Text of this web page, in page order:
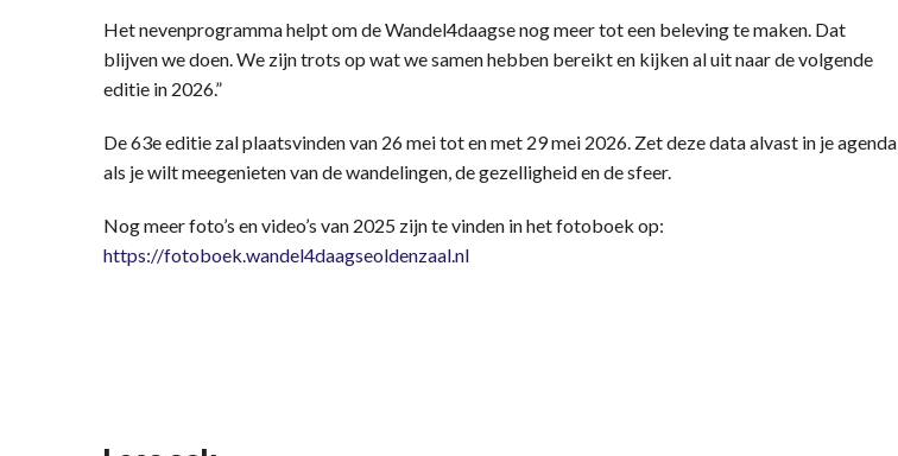
Het nevenprogramma helpt om de Wandel4daagse nog meer tot een beleving te maken. Dat
blijven we doen. We zijn trots op wat we samen hebben bereikt en kijken al uit naar de volgende
editie in 2026.”
De 63e editie zal plaatsvinden van 26 mei tot en met 29 mei 2026. Zet deze data alvast in je agenda
als je wilt meegenieten van de wandelingen, de gezelligheid en de sfeer.
Nog meer foto’s en video’s van 2025 zijn te vinden in het fotoboek op:
https://fotoboek.wandel4daagseoldenzaal.nl